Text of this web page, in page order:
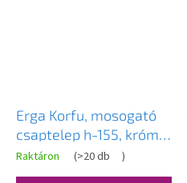
Erga Korfu, mosogató
csaptelep h-155, króm,
ERG-YKA-BU.KORFU24-
CHR
Raktáron (>20 db )